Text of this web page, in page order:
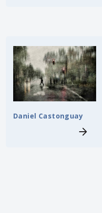
Daniel Castonguay